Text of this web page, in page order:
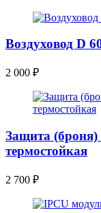
Воздуховод D
2 000 ₽
Защита
термостойкая
2 700 ₽